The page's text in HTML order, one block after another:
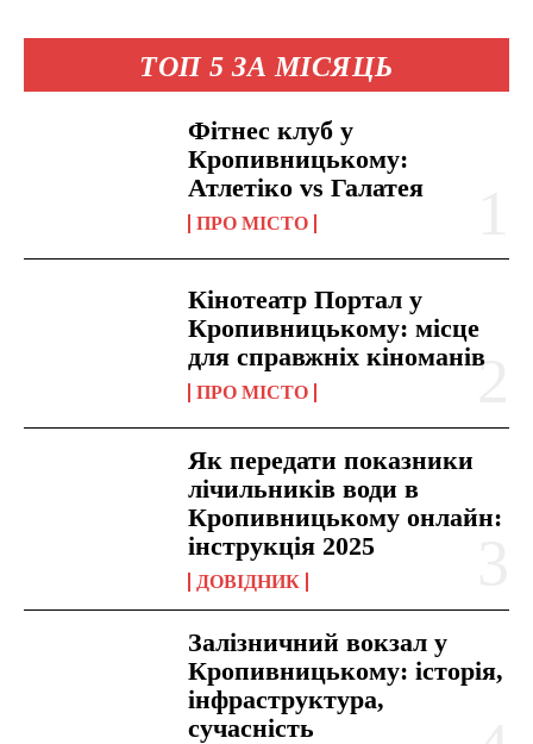
ТОП 5 ЗА МІСЯЦЬ
Фітнес клуб у
Кропивницькому:
Атлетіко vs Галатея
ПРО МІСТО
Кінотеатр Портал у
Кропивницькому: місце
для справжніх кіноманів
ПРО МІСТО
Як передати показники
лічильників води в
Кропивницькому онлайн:
інструкція 2025
ДОВІДНИК
Залізничний вокзал у
Кропивницькому: історія,
інфраструктура,
сучасність